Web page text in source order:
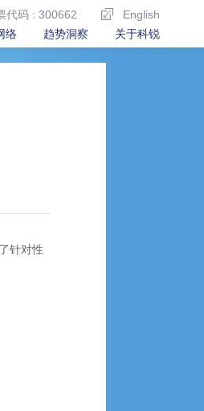
代码 : 300662
English
络 趋势洞察 关于科锐
针对性